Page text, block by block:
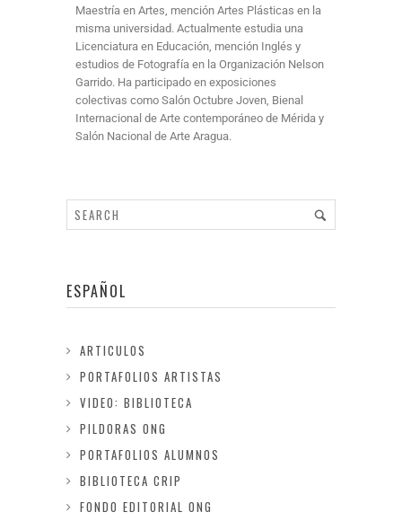
Maestría en Artes, mención Artes Plásticas en la
misma universidad. Actualmente estudia una
Licenciatura en Educación, mención Inglés y
estudios de Fotografía en la Organización Nelson
Garrido. Ha participado en exposiciones
colectivas como Salón Octubre Joven, Bienal
Internacional de Arte contemporáneo de Mérida y
Salón Nacional de Arte Aragua.
ESPAÑOL
ARTICULOS
PORTAFOLIOS ARTISTAS
VIDEO: BIBLIOTECA
PILDORAS ONG
PORTAFOLIOS ALUMNOS
BIBLIOTECA CRIP
FONDO EDITORIAL ONG